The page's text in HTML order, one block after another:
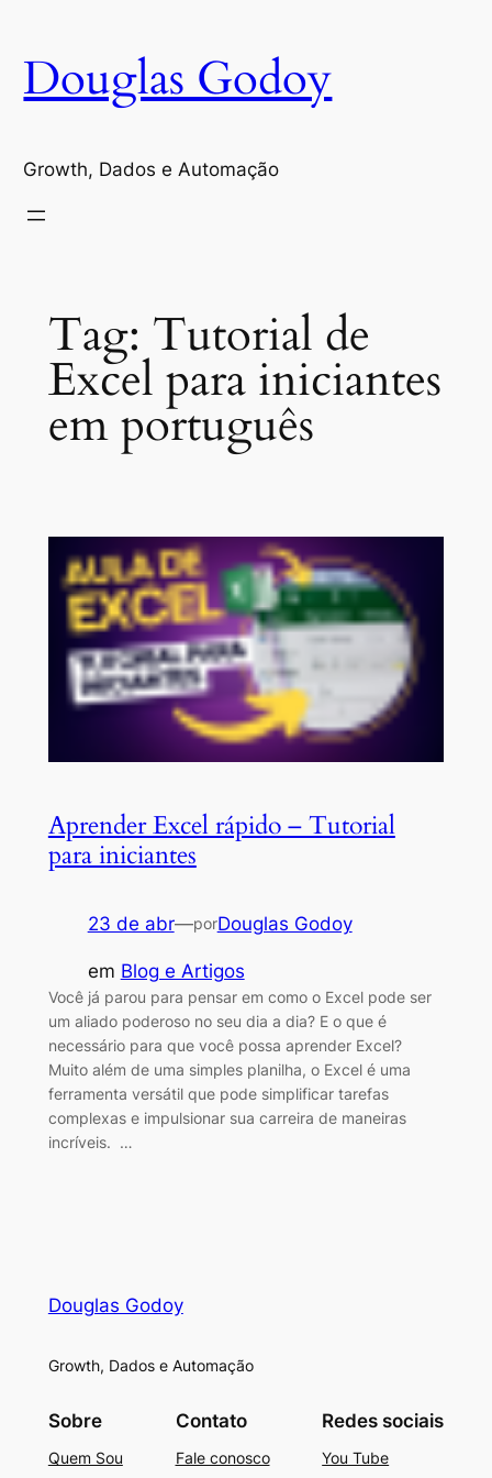
conteúdo
Douglas Godoy
Growth, Dados e Automação
Tag: Tutorial de
Excel para iniciantes
em português
Aprender Excel rápido – Tutorial
para iniciantes
23 de abr—porDouglas Godoy
em Blog e Artigos
Você já parou para pensar em como o Excel pode ser
um aliado poderoso no seu dia a dia? E o que é
necessário para que você possa aprender Excel?
Muito além de uma simples planilha, o Excel é uma
ferramenta versátil que pode simplificar tarefas
complexas e impulsionar sua carreira de maneiras
incríveis. …
Douglas Godoy
Growth, Dados e Automação
Sobre
Quem Sou
Contato
Fale conosco
Redes sociais
You Tube